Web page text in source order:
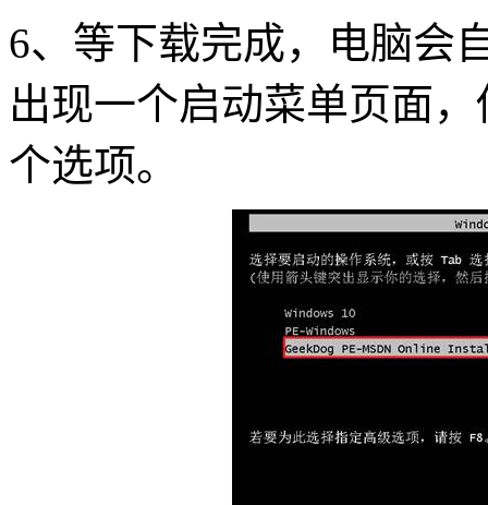
6、等下载完成，电脑会
出现一个启动菜单页面，
个选项。